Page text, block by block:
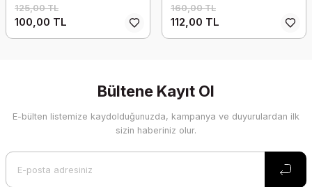
125,00 TL
100,00 TL
160,00 TL
112,00 TL
Bültene Kayıt Ol
E-bülten listemize kaydolduğunuzda, kampanya ve duyurulardan ilk
sizin haberiniz olur.